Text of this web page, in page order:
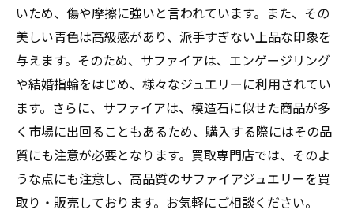
いため、傷や摩擦に強いと言われています。また、その
美しい青色は高級感があり、派手すぎない上品な印象を
与えます。そのため、サファイアは、エンゲージリング
や結婚指輪をはじめ、様々なジュエリーに利用されてい
ます。さらに、サファイアは、模造石に似せた商品が多
く市場に出回ることもあるため、購入する際にはその品
質にも注意が必要となります。買取専門店では、そのよ
うな点にも注意し、高品質のサファイアジュエリーを買
取り・販売しております。お気軽にご相談ください。